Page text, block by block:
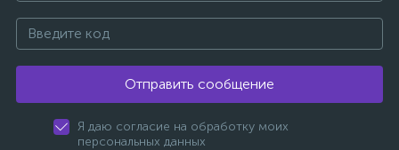
Отправить сообщение
Я даю согласие на обработку моих
персональных данных